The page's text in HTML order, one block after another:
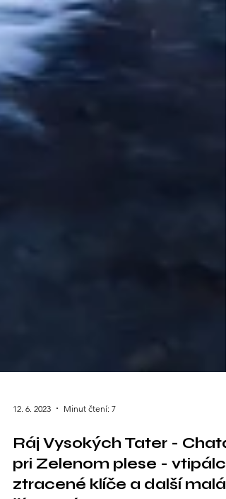
Minut čtení: 7